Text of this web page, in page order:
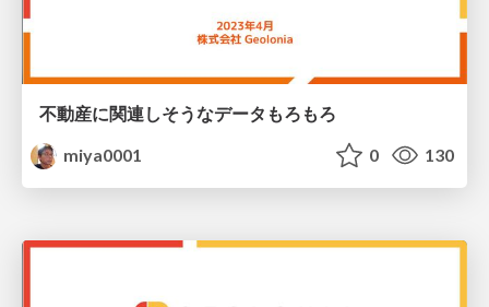
不動産に関連しそうなデータもろもろ
miya0001
0 130